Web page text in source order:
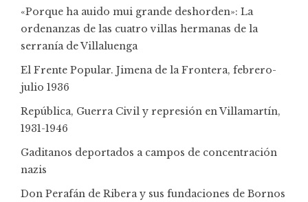
«Porque ha auido mui grande deshorden»: La
ordenanzas de las cuatro villas hermanas de la
serranía de Villaluenga
El Frente Popular. Jimena de la Frontera, febrero-
julio 1936
República, Guerra Civil y represión en Villamartín,
1931-1946
Gaditanos deportados a campos de concentración
nazis
Don Perafán de Ribera y sus fundaciones de Bornos